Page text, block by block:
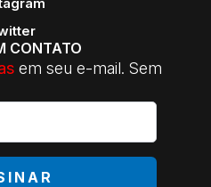
CONTATO
em seu e-mail. Sem